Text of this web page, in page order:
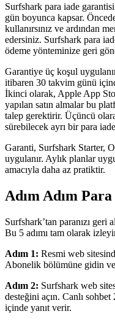
Surfshark para iade
gün boyunca kapsar.
kullanırsınız ve ardından
edersiniz. Surfshark para
ödeme yönteminize geri
Garantiye üç koşul
itibaren 30 takvim günü
İkinci olarak, Apple App
yapılan satın almalar bu
talep gerektirir. Üçüncü
sürebilecek ayrı bir para
Garanti, Surfshark Starter,
uygulanır. Aylık planlar
amacıyla daha az pratiktir.
Adım Adım
Surfshark’tan paranızı
Bu 5 adımı tam olarak
Adım 1: Resmi web
Abonelik bölümüne gidin
Adım 2: Surfshark web
desteğini açın. Canlı
içinde yanıt verir.